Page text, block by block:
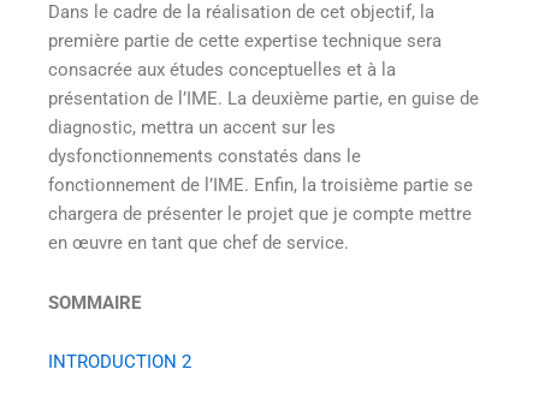
Dans le cadre de la réalisation de cet objectif, la
première partie de cette expertise technique sera
consacrée aux études conceptuelles et à la
présentation de l’IME. La deuxième partie, en guise de
diagnostic, mettra un accent sur les
dysfonctionnements constatés dans le
fonctionnement de l’IME. Enfin, la troisième partie se
chargera de présenter le projet que je compte mettre
en œuvre en tant que chef de service.
SOMMAIRE
INTRODUCTION 2